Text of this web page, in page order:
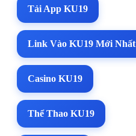
Tải App KU19
Link Vào KU19 Mới Nhất
Casino KU19
Thể Thao KU19